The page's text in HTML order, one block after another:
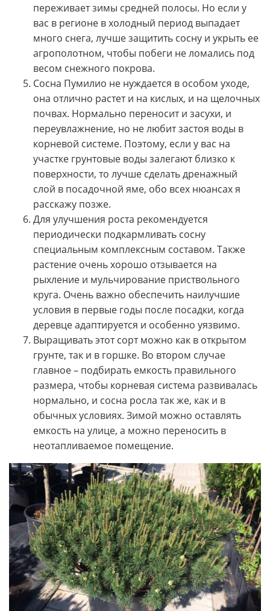
переживает зимы средней полосы. Но если у
вас в регионе в холодный период выпадает
много снега, лучше защитить сосну и укрыть ее
агрополотном, чтобы побеги не ломались под
весом снежного покрова.
Сосна Пумилио не нуждается в особом уходе,
она отлично растет и на кислых, и на щелочных
почвах. Нормально переносит и засухи, и
переувлажнение, но не любит застоя воды в
корневой системе. Поэтому, если у вас на
участке грунтовые воды залегают близко к
поверхности, то лучше сделать дренажный
слой в посадочной яме, обо всех нюансах я
расскажу позже.
Для улучшения роста рекомендуется
периодически подкармливать сосну
специальным комплексным составом. Также
растение очень хорошо отзывается на
рыхление и мульчирование приствольного
круга. Очень важно обеспечить наилучшие
условия в первые годы после посадки, когда
деревце адаптируется и особенно уязвимо.
Выращивать этот сорт можно как в открытом
грунте, так и в горшке. Во втором случае
главное – подбирать емкость правильного
размера, чтобы корневая система развивалась
нормально, и сосна росла так же, как и в
обычных условиях. Зимой можно оставлять
емкость на улице, а можно переносить в
неотапливаемое помещение.